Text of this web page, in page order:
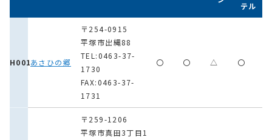
テル
H001あさひの郷
〒254-0915
平塚市出縄88
TEL:0463-37-
1730
FAX:0463-37-
1731
〇 〇 △ 〇
〒259-1206
平塚市真田3丁目1